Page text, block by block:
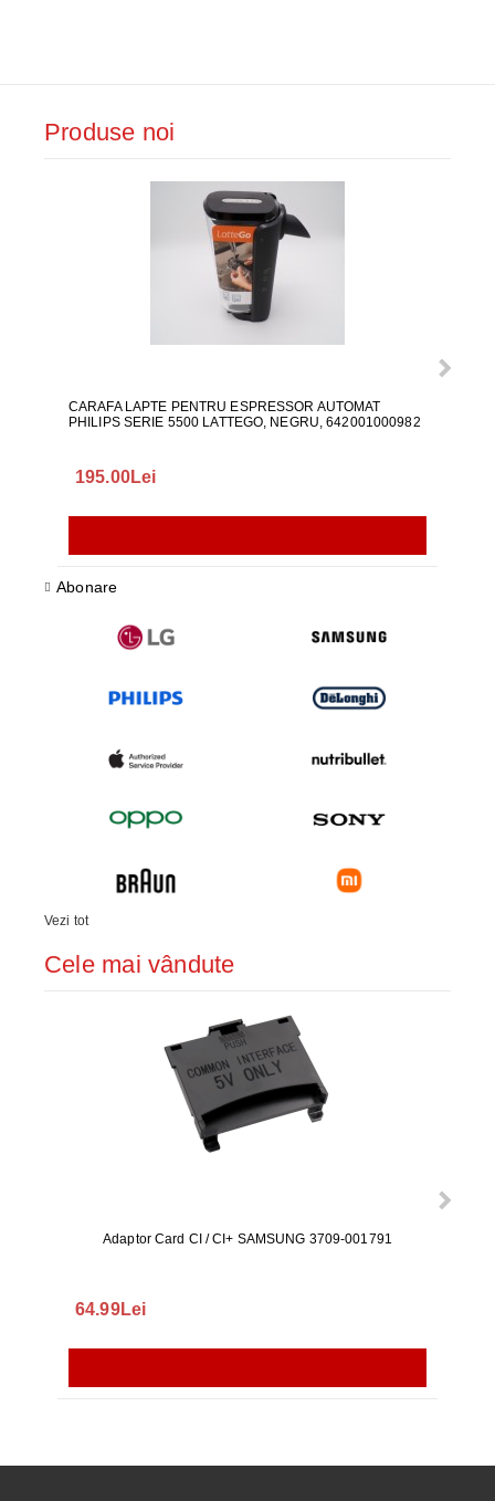
Produse noi
CARAFA LAPTE PENTRU ESPRESSOR AUTOMAT
PHILIPS SERIE 5500 LATTEGO, NEGRU, 642001000982
195.00Lei
Abonare
Vezi tot
Cele mai vândute
Adaptor Card CI / CI+ SAMSUNG 3709-001791
64.99Lei